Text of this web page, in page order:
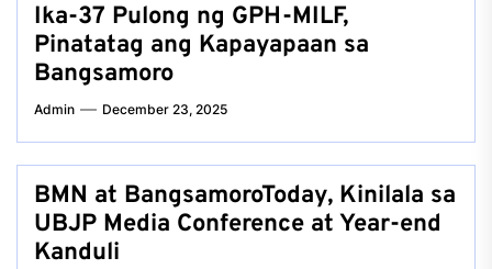
Ika-37 Pulong ng GPH-MILF,
Pinatatag ang Kapayapaan sa
Bangsamoro
Admin December 23, 2025
BMN at BangsamoroToday, Kinilala sa
UBJP Media Conference at Year-end
Kanduli